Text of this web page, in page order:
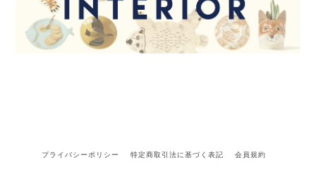
プライバシーポリシー 特定商取引法に基づく表記 会員規約